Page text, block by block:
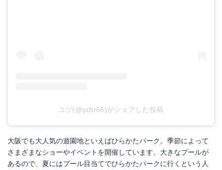
ユヅ(@yzhr66)がシェアした投稿
大阪でも大人気の遊園地といえばひらかたパーク。季節によって
さまざまなショーやイベントを開催しています。大きなプールが
あるので、夏にはプール目当てでひらかたパークに行くという人